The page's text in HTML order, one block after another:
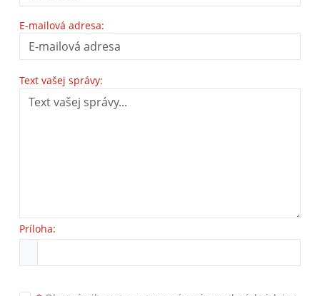
E-mailová adresa:
Text vašej správy:
Príloha: